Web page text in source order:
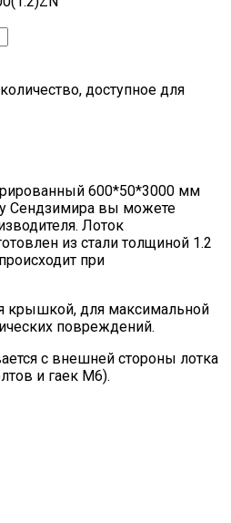
доступное для
600*50*3000 мм
Сендзимира вы можете
Лоток
из стали толщиной 1.2
при
крышкой, для максимальной
повреждений.
с внешней стороны лотка
и гаек М6).